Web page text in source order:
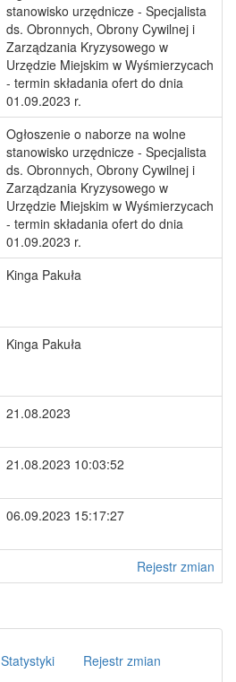
stanowisko urzędnicze - Specjalista
ds. Obronnych, Obrony Cywilnej i
Zarządzania Kryzysowego w
Urzędzie Miejskim w Wyśmierzycach
- termin składania ofert do dnia
01.09.2023 r.
Ogłoszenie o naborze na wolne
stanowisko urzędnicze - Specjalista
ds. Obronnych, Obrony Cywilnej i
Zarządzania Kryzysowego w
Urzędzie Miejskim w Wyśmierzycach
- termin składania ofert do dnia
01.09.2023 r.
Kinga Pakuła
Kinga Pakuła
21.08.2023
21.08.2023 10:03:52
06.09.2023 15:17:27
Rejestr zmian
Statystyki Rejestr zmian